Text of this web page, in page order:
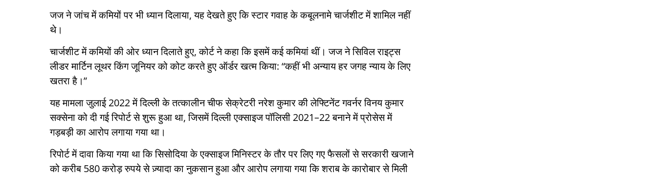
जज ने जांच में कमियों पर भी ध्यान दिलाया, यह देखते हुए कि स्टार गवाह के कबूलनामे चार्जशीट में शामिल नहीं
थे।
चार्जशीट में कमियों की ओर ध्यान दिलाते हुए, कोर्ट ने कहा कि इसमें कई कमियां थीं। जज ने सिविल राइट्स
लीडर मार्टिन लूथर किंग जूनियर को कोट करते हुए ऑर्डर खत्म किया: “कहीं भी अन्याय हर जगह न्याय के लिए
खतरा है।”
यह मामला जुलाई 2022 में दिल्ली के तत्कालीन चीफ सेक्रेटरी नरेश कुमार की लेफ्टिनेंट गवर्नर विनय कुमार
सक्सेना को दी गई रिपोर्ट से शुरू हुआ था, जिसमें दिल्ली एक्साइज पॉलिसी 2021–22 बनाने में प्रोसेस में
गड़बड़ी का आरोप लगाया गया था।
रिपोर्ट में दावा किया गया था कि सिसोदिया के एक्साइज मिनिस्टर के तौर पर लिए गए फैसलों से सरकारी खजाने
को करीब 580 करोड़ रुपये से ज़्यादा का नुकसान हुआ और आरोप लगाया गया कि शराब के कारोबार से मिली